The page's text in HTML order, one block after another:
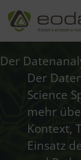
Zum
Inhalt
springen
Der
Der
Science
mehr
Kontext,
Einsatz